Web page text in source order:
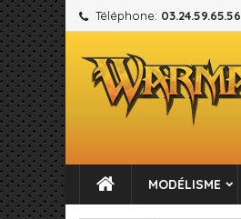
Téléphone: 03.24.59.65.56
MODÉLISME